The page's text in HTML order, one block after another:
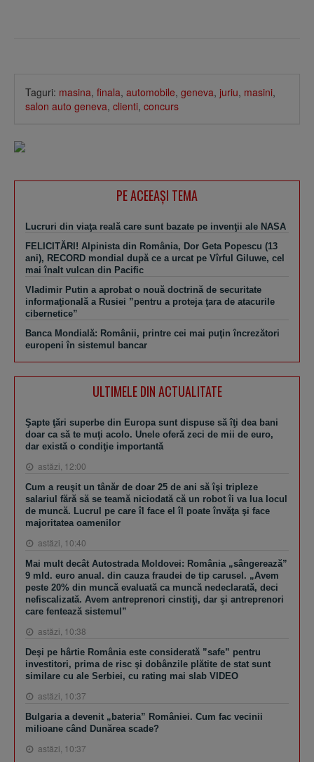
Taguri: masina, finala, automobile, geneva, juriu, masini,
salon auto geneva, clienti, concurs
PE ACEEAŞI TEMA
Lucruri din viaţa reală care sunt bazate pe invenţii ale NASA
FELICITĂRI! Alpinista din România, Dor Geta Popescu (13
ani), RECORD mondial după ce a urcat pe Vîrful Giluwe, cel
mai înalt vulcan din Pacific
Vladimir Putin a aprobat o nouă doctrină de securitate
informaţională a Rusiei ”pentru a proteja ţara de atacurile
cibernetice”
Banca Mondială: Românii, printre cei mai puţin încrezători
europeni în sistemul bancar
ULTIMELE DIN ACTUALITATE
Şapte ţări superbe din Europa sunt dispuse să îţi dea bani
doar ca să te muţi acolo. Unele oferă zeci de mii de euro,
dar există o condiţie importantă
astăzi, 12:00
Cum a reuşit un tânăr de doar 25 de ani să îşi tripleze
salariul fără să se teamă niciodată că un robot îi va lua locul
de muncă. Lucrul pe care îl face el îl poate învăţa şi face
majoritatea oamenilor
astăzi, 10:40
Mai mult decât Autostrada Moldovei: România „sângerează”
9 mld. euro anual. din cauza fraudei de tip carusel. „Avem
peste 20% din muncă evaluată ca muncă nedeclarată, deci
nefiscalizată. Avem antreprenori cinstiţi, dar şi antreprenori
care fentează sistemul”
astăzi, 10:38
Deşi pe hârtie România este considerată ”safe” pentru
investitori, prima de risc şi dobânzile plătite de stat sunt
similare cu ale Serbiei, cu rating mai slab VIDEO
astăzi, 10:37
Bulgaria a devenit „bateria” României. Cum fac vecinii
milioane când Dunărea scade?
astăzi, 10:37